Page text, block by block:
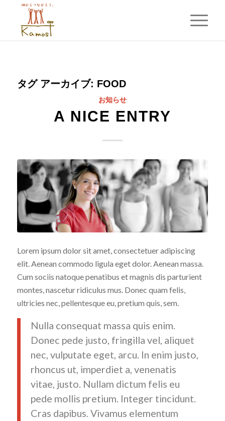
タグ アーカイブ: FOOD
お知らせ
A NICE ENTRY
Lorem ipsum dolor sit amet, consectetuer adipiscing
elit. Aenean commodo ligula eget dolor. Aenean massa.
Cum sociis natoque penatibus et magnis dis parturient
montes, nascetur ridiculus mus. Donec quam felis,
ultricies nec, pellentesque eu, pretium quis, sem.
Nulla consequat massa quis enim.
Donec pede justo, fringilla vel, aliquet
nec, vulputate eget, arcu. In enim justo,
rhoncus ut, imperdiet a, venenatis
vitae, justo. Nullam dictum felis eu
pede mollis pretium. Integer tincidunt.
Cras dapibus. Vivamus elementum